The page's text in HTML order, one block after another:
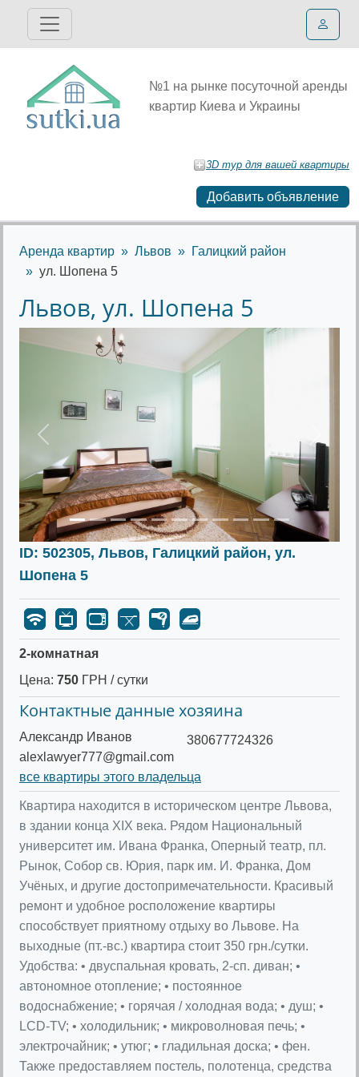
№1 на рынке посуточной аренды
квартир Киева и Украины
3D тур для вашей квартиры
Добавить объявление
Аренда квартир Львов
Галицкий район
ул. Шопена 5
Львов, ул. Шопена 5
Предыдущее
ID: 502305, Львов, Галицкий район, ул.
Шопена 5
2-комнатная
Цена: 750 ГРН / сутки
Контактные данные хозяина
Александр Иванов
alexlawyer777@gmail.com
380677724326
все квартиры этого владельца
Квартира находится в историческом центре Львова,
в здании конца XIX века. Рядом Национальный
университет им. Ивана Франка, Оперный театр, пл.
Рынок, Собор св. Юрия, парк им. И. Франка, Дом
Учёных, и другие достопримечательности. Красивый
ремонт и удобное росположение квартиры
способствует приятному отдыху во Львове. На
выходные (пт.-вс.) квартира стоит 350 грн./сутки.
Удобства: • двуспальная кровать, 2-сп. диван; •
автономное отопление; • постоянное
водоснабжение; • горячая / холодная вода; • душ; •
LCD-ТV; • холодильник; • микроволновая печь; •
электрочайник; • утюг; • гладильная доска; • фен.
Также предоставляем постель, полотенца, средства